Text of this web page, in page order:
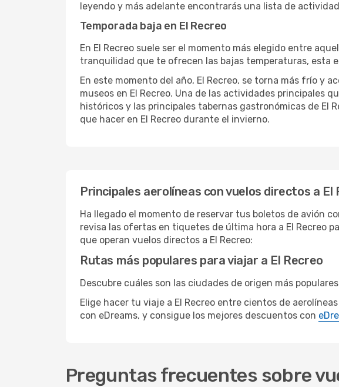
leyendo y más adelante encontrarás una lista de
Temporada baja en El Recreo
En El Recreo suele ser el momento más elegido entre
tranquilidad que te ofrecen las bajas temperaturas, esta
En este momento del año, El Recreo, se torna más frío y
museos en El Recreo. Una de las actividades principales
históricos y las principales tabernas gastronómicas de El
que hacer en El Recreo durante el invierno.
Principales aerolíneas con vuelos directos a El
Ha llegado el momento de reservar tus boletos de avión
revisa las ofertas en tiquetes de última hora a El Recreo
que operan vuelos directos a El Recreo:
Rutas más populares para viajar a El Recreo
Descubre cuáles son las ciudades de origen más
Elige hacer tu viaje a El Recreo entre cientos de
con eDreams, y consigue los mejores descuentos con
Preguntas frecuentes sobre